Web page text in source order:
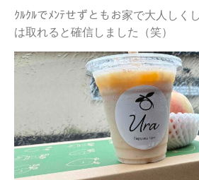
ｸﾙｸﾙでﾒﾝﾃせずともお家で大人しく
は取れると確信しました（笑）